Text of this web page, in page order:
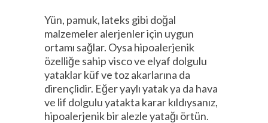
Yün, pamuk, lateks gibi doğal
malzemeler alerjenler için uygun
ortamı sağlar. Oysa hipoalerjenik
özelliğe sahip visco ve elyaf dolgulu
yataklar küf ve toz akarlarına da
dirençlidir. Eğer yaylı yatak ya da hava
ve lif dolgulu yatakta karar kıldıysanız,
hipoalerjenik bir alezle yatağı örtün.